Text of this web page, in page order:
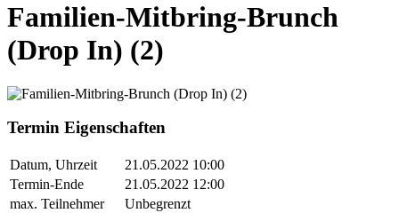
Familien-Mitbring-Brunch
(Drop In) (2)
Termin Eigenschaften
Datum, Uhrzeit
21.05.2022 10:00
Termin-Ende
21.05.2022 12:00
max. Teilnehmer
Unbegrenzt